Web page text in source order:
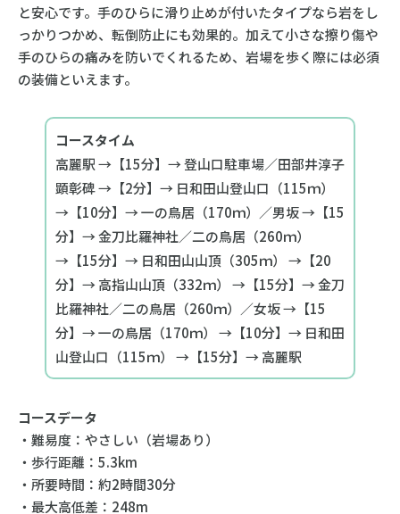
と安心です。手のひらに滑り止めが付いたタイプなら岩をし
っかりつかめ、転倒防止にも効果的。加えて小さな擦り傷や
手のひらの痛みを防いでくれるため、岩場を歩く際には必須
の装備といえます。
コースタイム
高麗駅 →【15分】→ 登山口駐車場／田部井淳子
顕彰碑 →【2分】→ 日和田山登山口（115ｍ）
→【10分】→ 一の鳥居（170ｍ）／男坂 →【15
分】→ 金刀比羅神社／二の鳥居（260ｍ）
→【15分】→ 日和田山山頂（305ｍ） →【20
分】→ 高指山山頂（332ｍ） →【15分】→ 金刀
比羅神社／二の鳥居（260ｍ）／女坂 →【15
分】→ 一の鳥居（170ｍ） →【10分】→ 日和田
山登山口（115ｍ） →【15分】→ 高麗駅
コースデータ
・難易度：やさしい（岩場あり）
・歩行距離：5.3km
・所要時間：約2時間30分
・最大高低差：248m